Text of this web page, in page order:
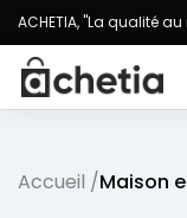
ACHETIA, "La qualité
Accueil /Maison